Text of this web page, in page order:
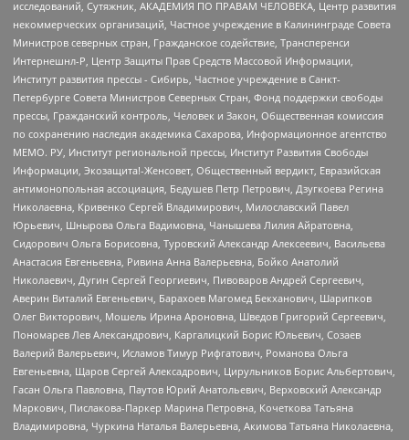
исследований, Сутяжник, АКАДЕМИЯ ПО ПРАВАМ ЧЕЛОВЕКА, Центр развития
некоммерческих организаций, Частное учреждение в Калининграде Совета
Министров северных стран, Гражданское содействие, Трансперенси
Интернешнл-Р, Центр Защиты Прав Средств Массовой Информации,
Институт развития прессы - Сибирь, Частное учреждение в Санкт-
Петербурге Совета Министров Северных Стран, Фонд поддержки свободы
прессы, Гражданский контроль, Человек и Закон, Общественная комиссия
по сохранению наследия академика Сахарова, Информационное агентство
МЕМО. РУ, Институт региональной прессы, Институт Развития Свободы
Информации, Экозащита!-Женсовет, Общественный вердикт, Евразийская
антимонопольная ассоциация, Бедушев Петр Петрович, Дзугкоева Регина
Николаевна, Кривенко Сергей Владимирович, Милославский Павел
Юрьевич, Шнырова Ольга Вадимовна, Чанышева Лилия Айратовна,
Сидорович Ольга Борисовна, Туровский Александр Алексеевич, Васильева
Анастасия Евгеньевна, Ривина Анна Валерьевна, Бойко Анатолий
Николаевич, Дугин Сергей Георгиевич, Пивоваров Андрей Сергеевич,
Аверин Виталий Евгеньевич, Барахоев Магомед Бекханович, Шарипков
Олег Викторович, Мошель Ирина Ароновна, Шведов Григорий Сергеевич,
Пономарев Лев Александрович, Каргалицкий Борис Юльевич, Созаев
Валерий Валерьевич, Исламов Тимур Рифгатович, Романова Ольга
Евгеньевна, Щаров Сергей Алексадрович, Цирульников Борис Альбертович,
Гасан Ольга Павловна, Паутов Юрий Анатольевич, Верховский Александр
Маркович, Пислакова-Паркер Марина Петровна, Кочеткова Татьяна
Владимировна, Чуркина Наталья Валерьевна, Акимова Татьяна Николаевна,